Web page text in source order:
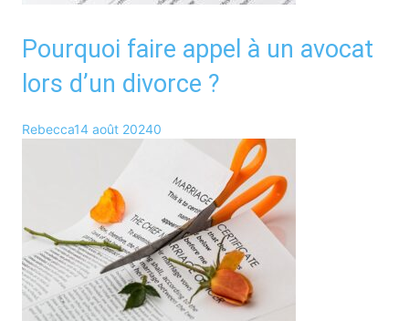
Pourquoi faire appel à un avocat
lors d’un divorce ?
Rebecca14 août 20240